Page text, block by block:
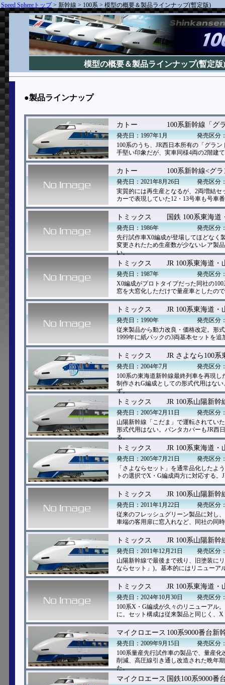
Speed Sphereトップ> 新幹線 > 100系 > 模型の概要＆製品ラインナップ(暫定版)
模型の概要＆製品ラインナップ(暫定版)
●製品ラインナップ
カトー 100系新幹線「グ
発売日：1997年1月
発売区分
100系のうち、JR西日本所有の「グラ
手堅い印象だが、実車同様4両の2階建
カトー 100系新幹線<グ
発売日：2021年8月26日
発売区分
実質的には再生産となるが、2両増結
カーで表現していた12・13号車も号車
トミックス 国鉄 100系東海道
発売日：1986年
発売区分
先行試作車X0編成が登場してほどなく
変更されたため生産数が少ないレア製
い。
トミックス JR 100系東海道・
発売日：1987年
発売区分
X0編成がプロトタイプだった同社の
窓を大窓化しただけで量産車としたの
トミックス JR 100系東海道・
発売日：1990年
発売区分
従来製品から動力改良・価格改定。形
1999年に紙パックの3両基本セットを
トミックス JR さよなら100
発売日：2004年7月
発売区分
100系の東海道新幹線最終列車を再現
制作されG編成としての形式代用はな
ず。
トミックス JR 100系山陽新
発売日：2005年2月11日
発売区分
山陽新幹線「こだま」で運転されてい
形式代用はない。パンタカバーもJR西
る。
トミックス JR 100系東海道・
発売日：2005年7月21日
発売区分
「さよならセット」を通常品化したよ
トの選択でX・G編成両方に対応する
トミックス JR 100系山陽新
発売日：2011年1月22日
発売区分
従来のフレッシュグリーン製品に対し
車端の客用扉に窓入れなど、同社の同
トミックス JR 100系山陽新
発売日：2011年12月21日
発売区分
山陽新幹線で最後まで残り、旧塗装に
ならセット」)。基本的にはリニューア
トミックス JR 100系東海道・
発売日：2024年10月30日
発売区分
100系X・G編成が久々のリニューアル
に。セット構成は従来製品と同じく、
マイクロエース 100系9000番台新
発売日：2009年9月15日
発売区分
100系量産先行試作車の製品で、量産
削減、高圧線引き通し改造された晩年
た。
マイクロエース 国鉄100系9000番